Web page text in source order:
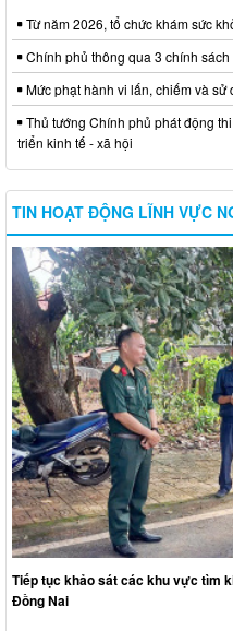
Từ năm 2026, tổ chức khám sức
Chính phủ thông qua 3 chính
Mức phạt hành vi lấn, chiếm và
Thủ tướng Chính phủ phát động
triển kinh tế - xã hội
TIN HOẠT ĐỘNG LĨNH VỰC
Tiếp tục khảo sát các khu vực tìm
Đồng Nai